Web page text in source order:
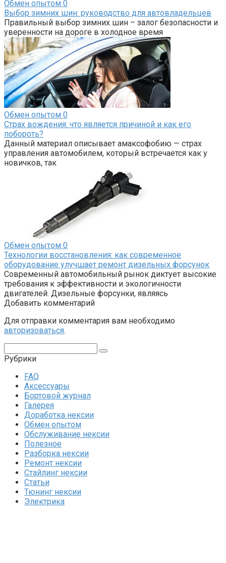
Обмен опытом 0
Выбор зимних шин: руководство для автовладельцев
Правильный выбор зимних шин – залог безопасности и
уверенности на дороге в холодное время
Обмен опытом 0
Страх вождения: что является причиной и как его
побороть?
Данный материал описывает амаксофобию — страх
управления автомобилем, который встречается как у
новичков, так
Обмен опытом 0
Технологии восстановления: как современное
оборудование улучшает ремонт дизельных форсунок
Современный автомобильный рынок диктует высокие
требования к эффективности и экологичности
двигателей. Дизельные форсунки, являясь
Добавить комментарий
Для отправки комментария вам необходимо
авторизоваться.
Рубрики
FAQ
Аксессуары
Бортовой журнал
Галерея
Доработка нексии
Обмен опытом
Обслуживание нексии
Полезное
Разборка нексии
Ремонт нексии
Стайлинг нексии
Статьи
Тюнинг нексии
Электрика